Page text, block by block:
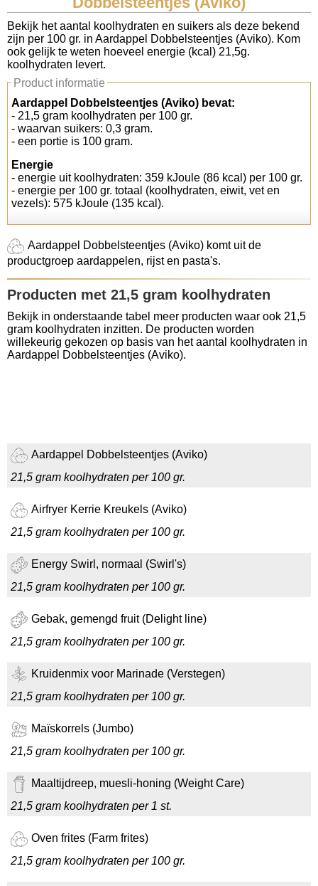
Koolhydraten tellen
Links
Bekijk het aantal koolhydraten en suikers als deze bekend
zijn per 100 gr. in Aardappel Dobbelsteentjes (Aviko). Kom
ook gelijk te weten hoeveel energie (kcal) 21,5g.
koolhydraten levert.
Product informatie
Aardappel Dobbelsteentjes (Aviko) bevat:
- 21,5 gram koolhydraten per 100 gr.
- waarvan suikers: 0,3 gram.
- een portie is 100 gram.
Energie
- energie uit koolhydraten: 359 kJoule (86 kcal) per 100 gr.
- energie per 100 gr. totaal (koolhydraten, eiwit, vet en
vezels): 575 kJoule (135 kcal).
Aardappel Dobbelsteentjes (Aviko) komt uit de
productgroep aardappelen, rijst en pasta's.
Producten met 21,5 gram koolhydraten
Bekijk in onderstaande tabel meer producten waar ook 21,5
gram koolhydraten inzitten. De producten worden
willekeurig gekozen op basis van het aantal koolhydraten in
Aardappel Dobbelsteentjes (Aviko).
Aardappel Dobbelsteentjes (Aviko)
21,5 gram koolhydraten per 100 gr.
Airfryer Kerrie Kreukels (Aviko)
21,5 gram koolhydraten per 100 gr.
Energy Swirl, normaal (Swirl's)
21,5 gram koolhydraten per 100 gr.
Gebak, gemengd fruit (Delight line)
21,5 gram koolhydraten per 100 gr.
Kruidenmix voor Marinade (Verstegen)
21,5 gram koolhydraten per 100 gr.
Maïskorrels (Jumbo)
21,5 gram koolhydraten per 100 gr.
Maaltijdreep, muesli-honing (Weight Care)
21,5 gram koolhydraten per 1 st.
Oven frites (Farm frites)
21,5 gram koolhydraten per 100 gr.